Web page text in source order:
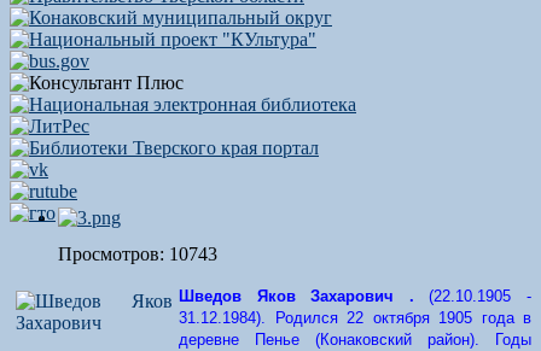
Просмотров: 10743
Шведов Яков Захарович . (22.10.1905 -
31.12.1984). Родился 22 октября 1905 года в
деревне Пенье (Конаковский район). Годы